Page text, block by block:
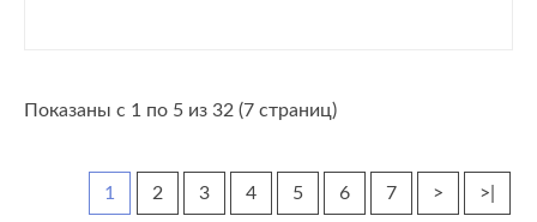
Показаны с 1 по 5 из 32 (7 страниц)
1 2 3 4 5 6 7 > >|